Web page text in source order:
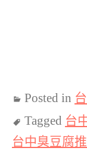
Posted in
Tagged 台
台中臭豆腐